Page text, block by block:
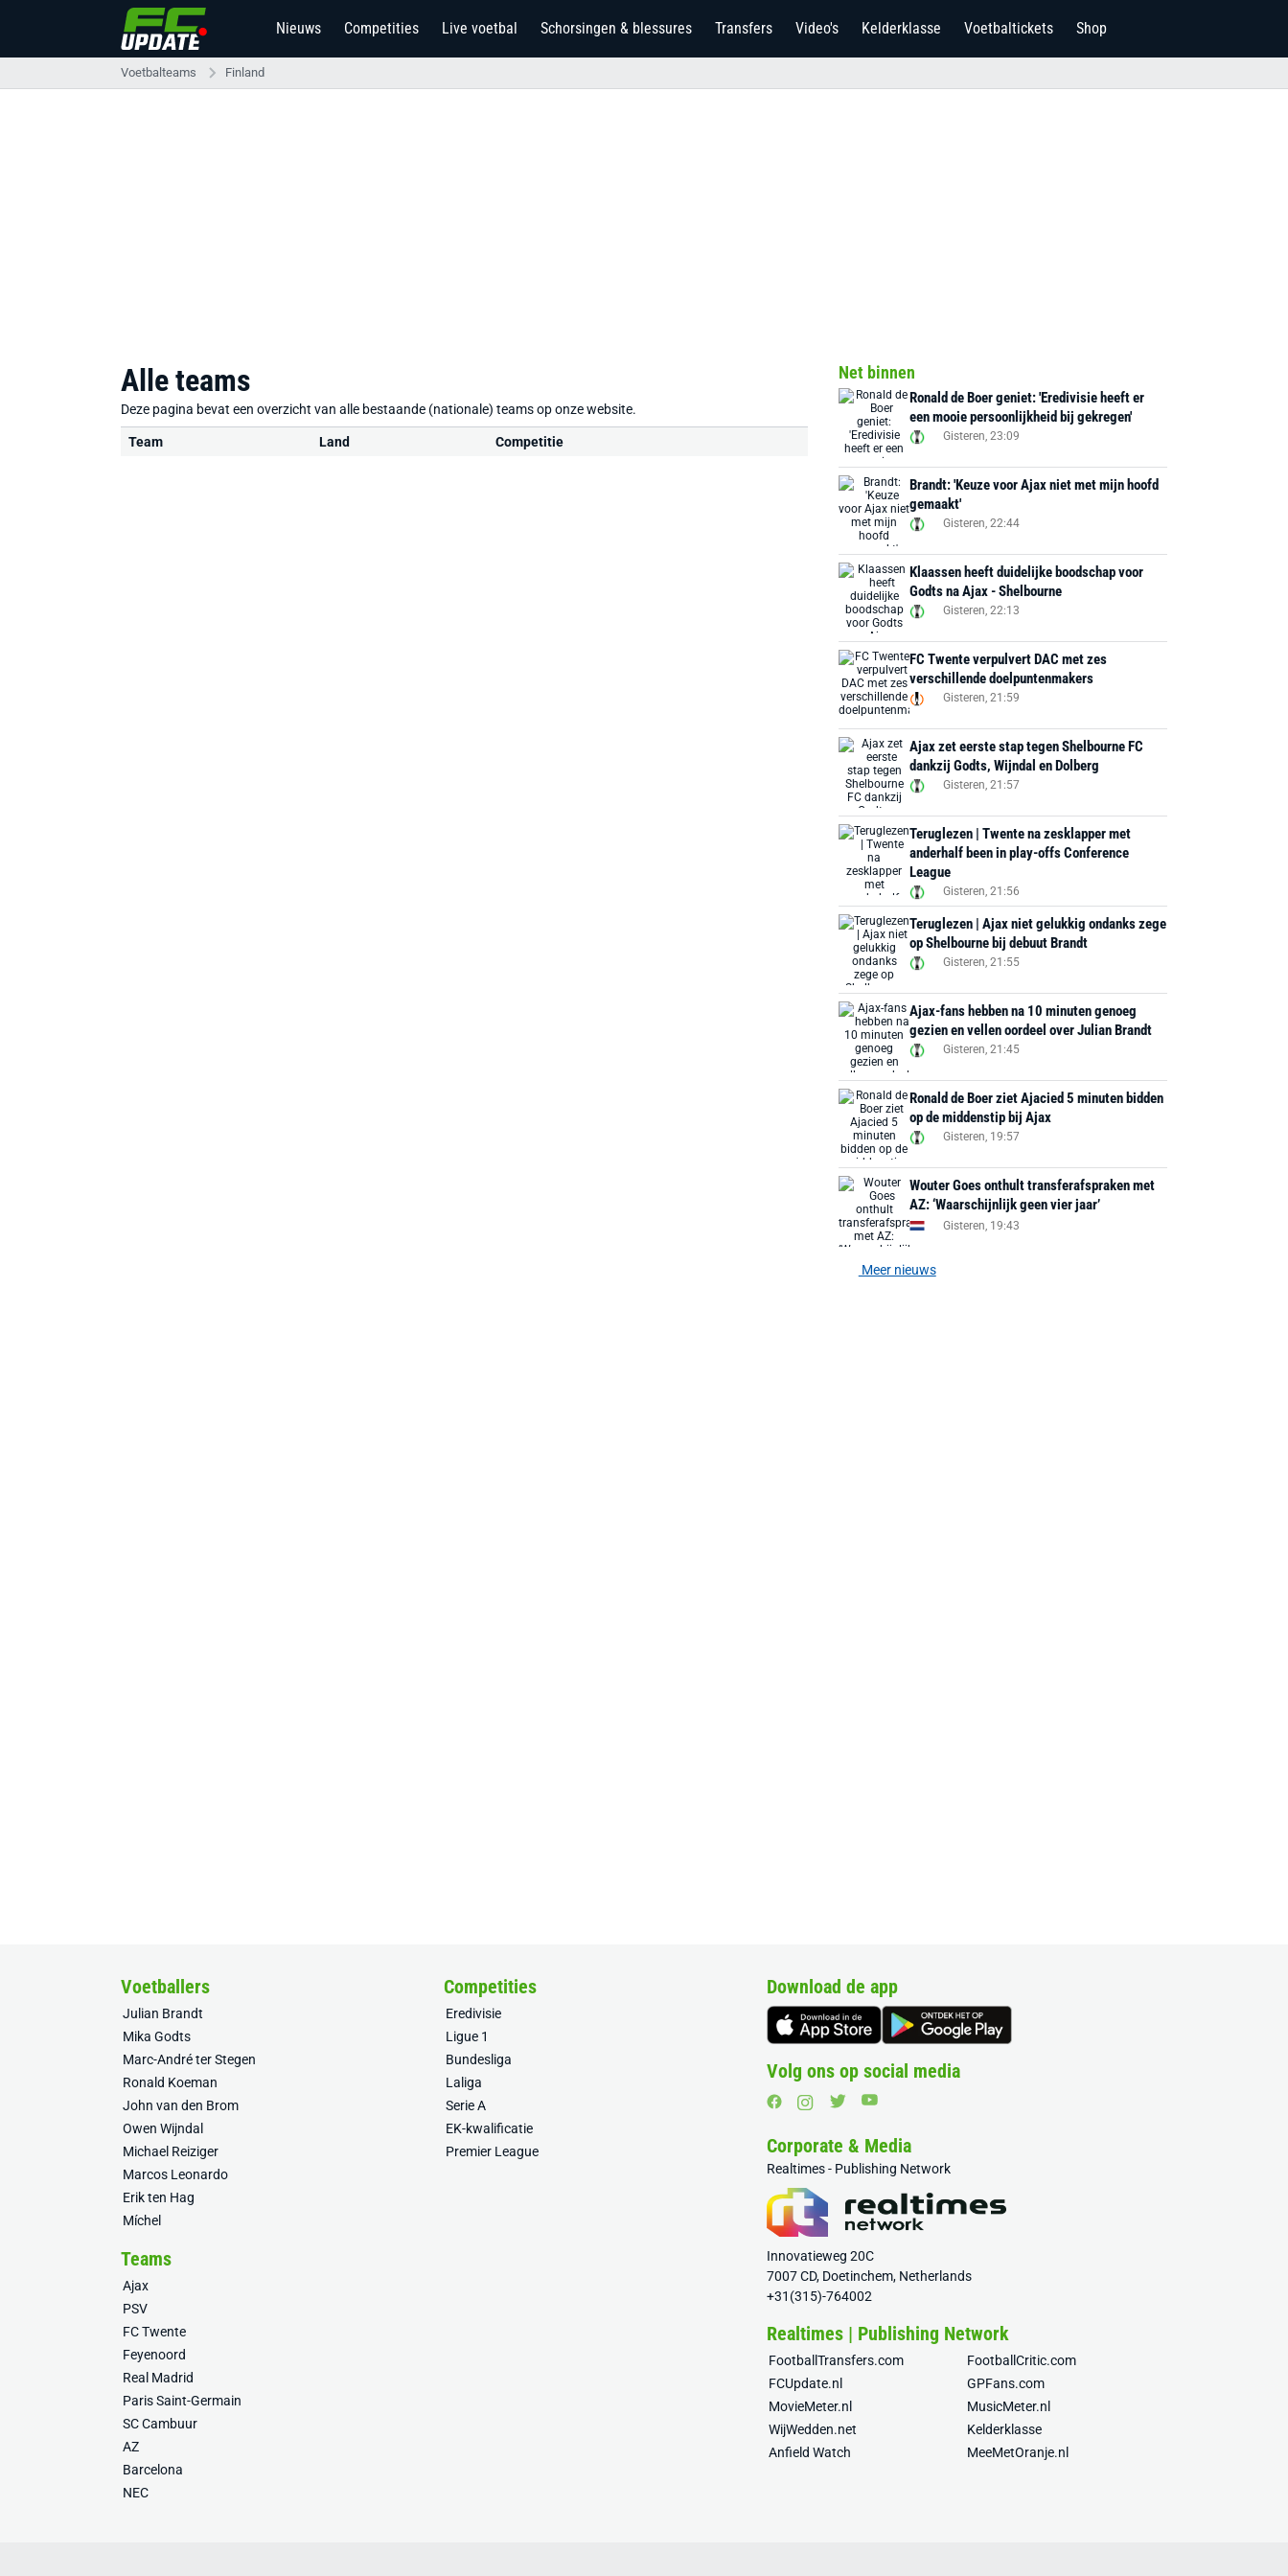
Nieuws Competities Live voetbal Schorsingen & blessures Transfers Video's Kelderklasse Voetbaltickets Shop
Voetbalteams Finland
Alle teams
Deze pagina bevat een overzicht van alle bestaande (nationale) teams op onze website.
Team Land Competitie
Net binnen
Ronald de Boer geniet: 'Eredivisie heeft er
een mooie persoonlijkheid bij gekregen'
Gisteren, 23:09
Brandt: 'Keuze voor Ajax niet met mijn hoofd
gemaakt'
Gisteren, 22:44
Klaassen heeft duidelijke boodschap voor
Godts na Ajax - Shelbourne
Gisteren, 22:13
FC Twente verpulvert DAC met zes
verschillende doelpuntenmakers
Gisteren, 21:59
Ajax zet eerste stap tegen Shelbourne FC
dankzij Godts, Wijndal en Dolberg
Gisteren, 21:57
Teruglezen | Twente na zesklapper met
anderhalf been in play-offs Conference
League
Gisteren, 21:56
Teruglezen | Ajax niet gelukkig ondanks zege
op Shelbourne bij debuut Brandt
Gisteren, 21:55
Ajax-fans hebben na 10 minuten genoeg
gezien en vellen oordeel over Julian Brandt
Gisteren, 21:45
Ronald de Boer ziet Ajacied 5 minuten bidden
op de middenstip bij Ajax
Gisteren, 19:57
Wouter Goes onthult transferafspraken met
AZ: ‘Waarschijnlijk geen vier jaar’
Gisteren, 19:43
Meer nieuws
Voetballers
Julian Brandt
Mika Godts
Marc-André ter Stegen
Ronald Koeman
John van den Brom
Owen Wijndal
Michael Reiziger
Marcos Leonardo
Erik ten Hag
Míchel
Competities
Eredivisie
Ligue 1
Bundesliga
Laliga
Serie A
EK-kwalificatie
Premier League
Teams
Ajax
PSV
FC Twente
Feyenoord
Real Madrid
Paris Saint-Germain
SC Cambuur
AZ
Barcelona
NEC
Download de app
Volg ons op social media
Corporate & Media
Realtimes - Publishing Network
Innovatieweg 20C
7007 CD, Doetinchem, Netherlands
+31(315)-764002
Realtimes | Publishing Network
FootballTransfers.com
FootballCritic.com
FCUpdate.nl
GPFans.com
MovieMeter.nl
MusicMeter.nl
WijWedden.net
Kelderklasse
Anfield Watch
MeeMetOranje.nl